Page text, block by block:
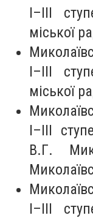
I–III
міської
I–III
міської
I–III
В.Г.
I–III